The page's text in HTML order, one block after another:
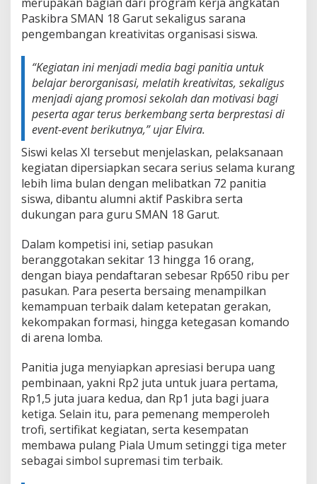
Paskibra SMAN 18 Garut sekaligus sarana
pengembangan kreativitas organisasi siswa.
“Kegiatan ini menjadi media bagi panitia untuk
belajar berorganisasi, melatih kreativitas, sekaligus
menjadi ajang promosi sekolah dan motivasi bagi
peserta agar terus berkembang serta berprestasi di
event-event berikutnya,”ujar Elvira.
Siswi kelas XI tersebut menjelaskan, pelaksanaan
kegiatan dipersiapkan secara serius selama kurang
lebih lima bulan dengan melibatkan 72 panitia
siswa, dibantu alumni aktif Paskibra serta
dukungan para guru SMAN 18 Garut.
Dalam kompetisi ini, setiap pasukan
beranggotakan sekitar 13 hingga 16 orang,
dengan biaya pendaftaran sebesar Rp650 ribu per
pasukan. Para peserta bersaing menampilkan
kemampuan terbaik dalam ketepatan gerakan,
kekompakan formasi, hingga ketegasan komando
di arena lomba.
Panitia juga menyiapkan apresiasi berupa uang
pembinaan, yakni Rp2 juta untuk juara pertama,
Rp1,5 juta juara kedua, dan Rp1 juta bagi juara
ketiga. Selain itu, para pemenang memperoleh
trofi, sertifikat kegiatan, serta kesempatan
membawa pulang Piala Umum setinggi tiga meter
sebagai simbol supremasi tim terbaik.